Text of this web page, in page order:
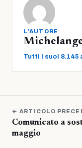
L'AUTORE
Tutti i suoi 8.145
← ARTICOLO
Comunicato a
maggio